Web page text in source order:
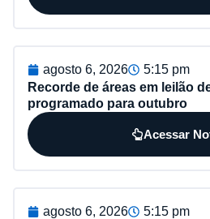
agosto 6, 2026
5:15 pm
Recorde de áreas em leilão
programado para outubro
Acessar
agosto 6, 2026
5:15 pm